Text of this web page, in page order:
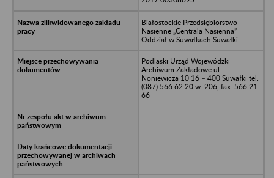
Białostockie Przedsiębiorstwo
Nasienne „Centrala Nasienna”
Oddział w Suwałkach Suwałki
Podlaski Urząd Wojewódzki
Archiwum Zakładowe ul.
Noniewicza 10 16 – 400 Suwałki tel.
(087) 566 62 20 w. 206, fax. 566 21
66